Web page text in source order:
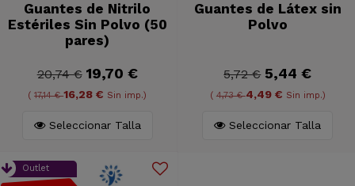
Guantes de Nitrilo
Estériles Sin Polvo (50
pares)
20,74 € 19,70 €
(17,14 €16,28 € Sin imp.)
Seleccionar Talla
Guantes de Látex sin
Polvo
5,72 € 5,44 €
( 4,73 €4,49 € Sin imp.)
Seleccionar Talla
Outlet